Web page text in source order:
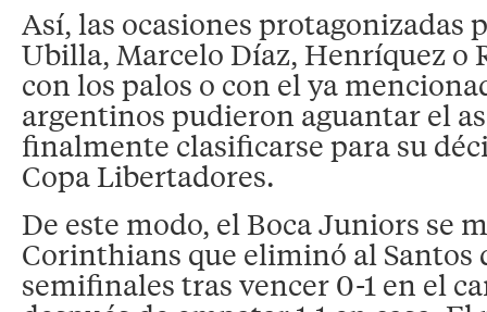
Así, las ocasiones protagonizadas
Ubilla, Marcelo Díaz, Henríquez o
con los palos o con el ya
argentinos pudieron aguantar el
finalmente clasificarse para su
Copa Libertadores.
De este modo, el Boca Juniors se
Corinthians que eliminó al Santos
semifinales tras vencer 0-1 en el